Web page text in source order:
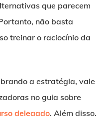
que parecem
não basta
treinar o raciocínio da
a estratégia, vale
no guia sobre
delegado. Além disso,